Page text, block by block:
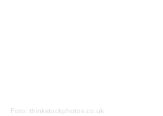
Foto: thinkstockphotos.co.uk